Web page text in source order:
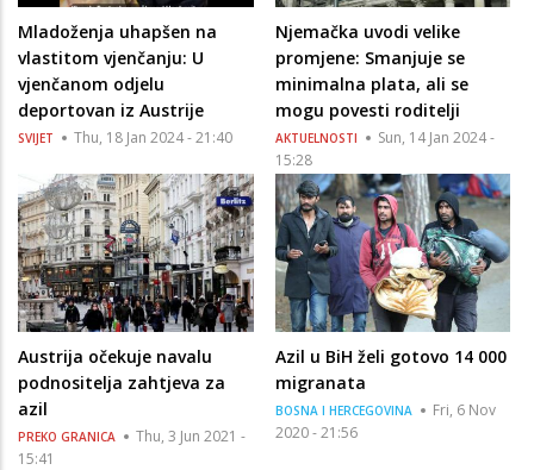
Mladoženja uhapšen na
vlastitom vjenčanju: U
vjenčanom odjelu
deportovan iz Austrije
SVIJET Thu, 18 Jan 2024 - 21:40
Njemačka uvodi velike
promjene: Smanjuje se
minimalna plata, ali se
mogu povesti roditelji
AKTUELNOSTI
Sun, 14 Jan 2024 -
15:28
Austrija očekuje navalu
podnositelja zahtjeva za
azil
PREKO GRANICA
Thu, 3 Jun 2021 -
15:41
Azil u BiH želi gotovo 14 000
migranata
BOSNA I HERCEGOVINA
Fri, 6 Nov
2020 - 21:56